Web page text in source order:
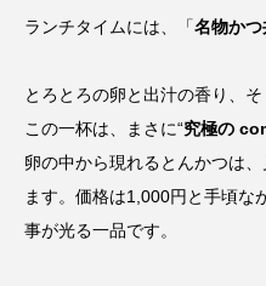
ランチタイムには、「名物かつ
とろとろの卵と出汁の香り、
この一杯は、まさに“究極の
卵の中から現れるとんかつは
ます。価格は1,000円と手頃な
事が光る一品です。